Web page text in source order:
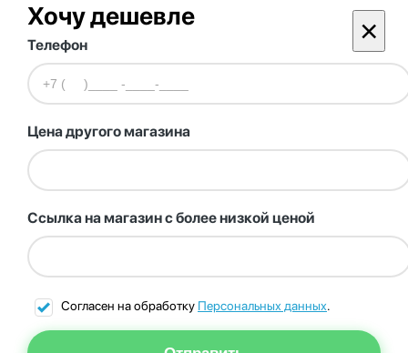
Хочу дешевле ×
Телефон
Цена другого магазина
Ссылка на магазин с более низкой ценой
Согласен на обработку Персональных данных.